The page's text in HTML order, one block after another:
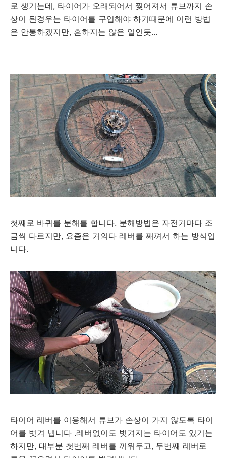
로 생기는데, 타이어가 오래되어서 찢어져서 튜브까지 손
상이 된경우는 타이어를 구입해야 하기때문에 이런 방법
은 안통하겠지만, 흔하지는 않은 일인듯...
첫째로 바퀴를 분해를 합니다. 분해방법은 자전거마다 조
금씩 다르지만, 요즘은 거의다 레버를 째껴서 하는 방식입
니다.
타이어 레버를 이용해서 튜브가 손상이 가지 않도록 타이
어를 벗겨 냅니다 .레버없이도 벗겨지는 타이어도 있기는
하지만, 대부분 첫번째 레버를 끼워두고, 두번째 레버로